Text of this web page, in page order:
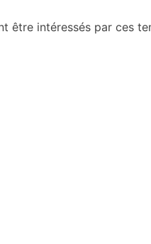
être intéressés par ces